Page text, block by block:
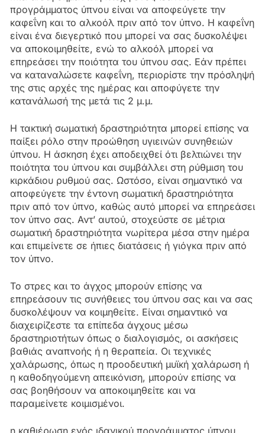
προγράμματος ύπνου είναι να αποφεύγετε την
καφεΐνη και το αλκοόλ πριν από τον ύπνο. Η καφεΐνη
είναι ένα διεγερτικό που μπορεί να σας δυσκολέψει
να αποκοιμηθείτε, ενώ το αλκοόλ μπορεί να
επηρεάσει την ποιότητα του ύπνου σας. Εάν πρέπει
να καταναλώσετε καφεΐνη, περιορίστε την πρόσληψή
της στις αρχές της ημέρας και αποφύγετε την
κατανάλωσή της μετά τις 2 μ.μ.
Η τακτική σωματική δραστηριότητα μπορεί επίσης να
παίξει ρόλο στην προώθηση υγιεινών συνηθειών
ύπνου. Η άσκηση έχει αποδειχθεί ότι βελτιώνει την
ποιότητα του ύπνου και συμβάλλει στη ρύθμιση του
κιρκάδιου ρυθμού σας. Ωστόσο, είναι σημαντικό να
αποφεύγετε την έντονη σωματική δραστηριότητα
πριν από τον ύπνο, καθώς αυτό μπορεί να επηρεάσει
τον ύπνο σας. Αντ’ αυτού, στοχεύστε σε μέτρια
σωματική δραστηριότητα νωρίτερα μέσα στην ημέρα
και επιμείνετε σε ήπιες διατάσεις ή γιόγκα πριν από
τον ύπνο.
Το στρες και το άγχος μπορούν επίσης να
επηρεάσουν τις συνήθειες του ύπνου σας και να σας
δυσκολέψουν να κοιμηθείτε. Είναι σημαντικό να
διαχειρίζεστε τα επίπεδα άγχους μέσω
δραστηριοτήτων όπως ο διαλογισμός, οι ασκήσεις
βαθιάς αναπνοής ή η θεραπεία. Οι τεχνικές
χαλάρωσης, όπως η προοδευτική μυϊκή χαλάρωση ή
η καθοδηγούμενη απεικόνιση, μπορούν επίσης να
σας βοηθήσουν να αποκοιμηθείτε και να
παραμείνετε κοιμισμένοι.